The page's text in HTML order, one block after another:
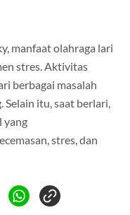
manfaat olahraga lari
stres. Aktivitas
berbagai masalah
Selain itu, saat berlari,
yang
stres, dan